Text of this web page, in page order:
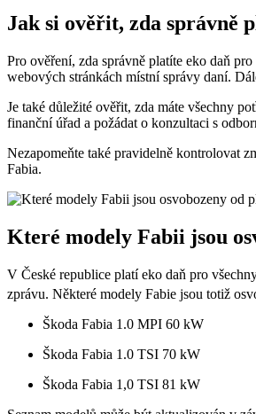
Jak si ověřit, zda správně
Pro ověření, zda správně platíte eko daň
webových stránkách místní správy daní.
Je také důležité ověřit, zda máte všechny
finanční úřad a požádat o konzultaci s
Nezapomeňte také pravidelně kontrolovat
Fabia.
Které modely Fabii jsou
V České republice platí eko daň pro
zprávu. Některé modely Fabie jsou totiž
Škoda Fabia 1.0 MPI 60 kW
Škoda Fabia 1.0 TSI 70 kW
Škoda Fabia 1,0 TSI 81 kW